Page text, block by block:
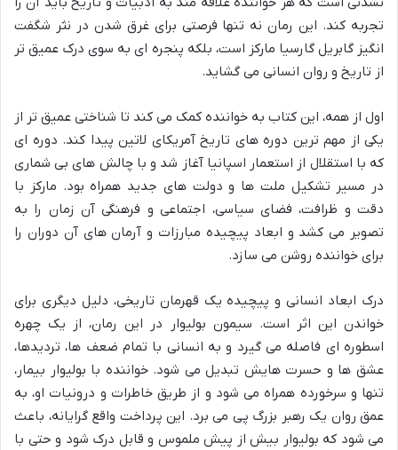
تجربه کند. این رمان نه تنها فرصتی برای غرق شدن در نثر شگفت
انگیز گابریل گارسیا مارکز است، بلکه پنجره ای به سوی درک عمیق تر
از تاریخ و روان انسانی می گشاید.
اول از همه، این کتاب به خواننده کمک می کند تا شناختی عمیق تر از
یکی از مهم ترین دوره های تاریخ آمریکای لاتین پیدا کند. دوره ای
که با استقلال از استعمار اسپانیا آغاز شد و با چالش های بی شماری
در مسیر تشکیل ملت ها و دولت های جدید همراه بود. مارکز با
دقت و ظرافت، فضای سیاسی، اجتماعی و فرهنگی آن زمان را به
تصویر می کشد و ابعاد پیچیده مبارزات و آرمان های آن دوران را
برای خواننده روشن می سازد.
درک ابعاد انسانی و پیچیده یک قهرمان تاریخی، دلیل دیگری برای
خواندن این اثر است. سیمون بولیوار در این رمان، از یک چهره
اسطوره ای فاصله می گیرد و به انسانی با تمام ضعف ها، تردیدها،
عشق ها و حسرت هایش تبدیل می شود. خواننده با بولیوار بیمار،
تنها و سرخورده همراه می شود و از طریق خاطرات و درونیات او، به
عمق روان یک رهبر بزرگ پی می برد. این پرداخت واقع گرایانه، باعث
می شود که بولیوار بیش از پیش ملموس و قابل درک شود و حتی با